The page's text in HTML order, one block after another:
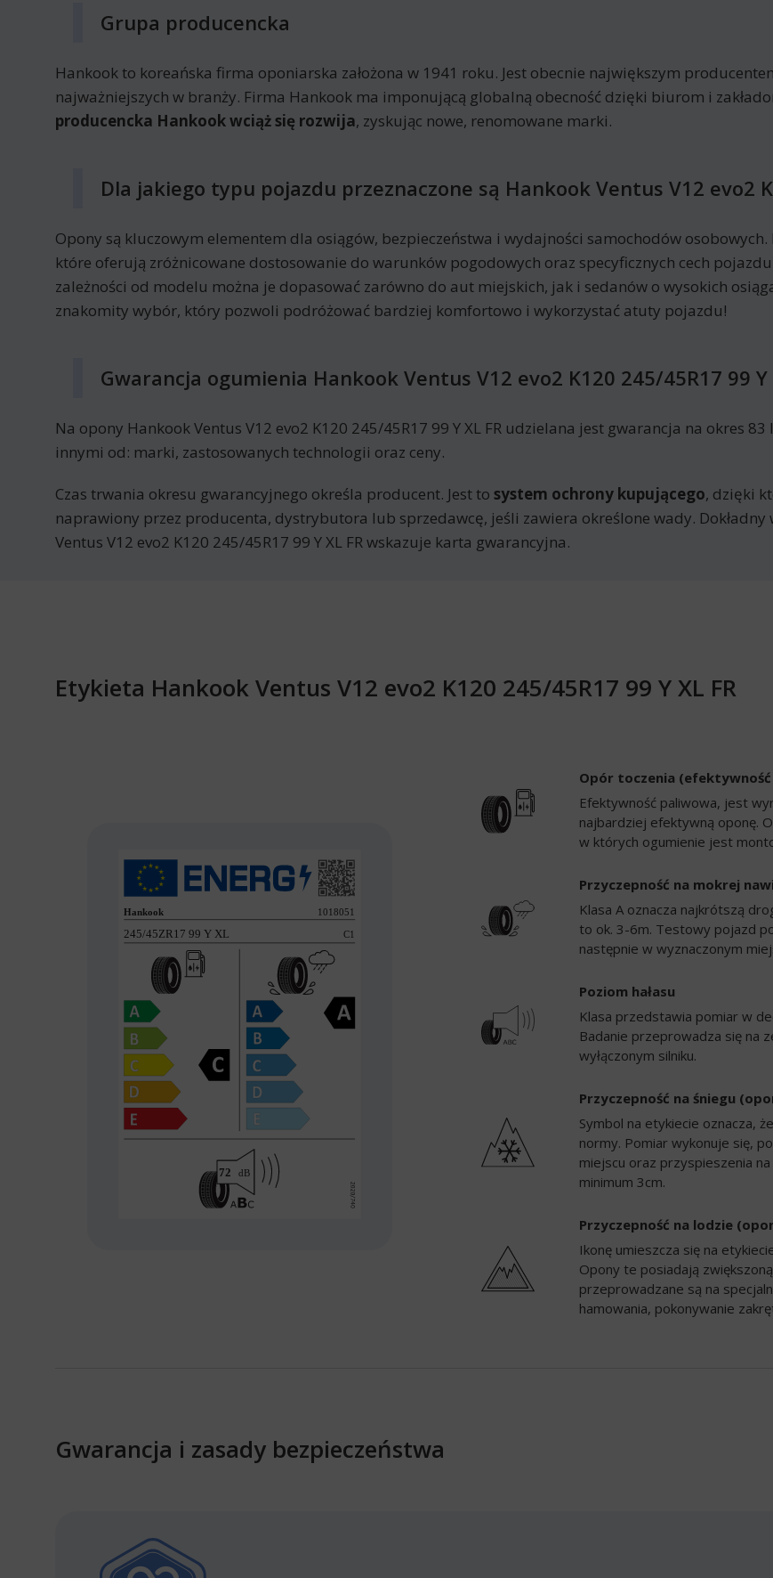
Grupa producencka
Hankook to koreańska firma oponiarska założona w 1941 roku. Jest obecnie największym
najważniejszych w branży. Firma Hankook ma imponującą globalną obecność dzięki biurom i
producencka Hankook wciąż się rozwija, zyskując nowe, renomowane marki.
Dla jakiego typu pojazdu przeznaczone są Hankook Ventus V12 evo2
Opony są kluczowym elementem dla osiągów, bezpieczeństwa i wydajności samochodów
które oferują zróżnicowane dostosowanie do warunków pogodowych oraz specyficznych cech
zależności od modelu można je dopasować zarówno do aut miejskich, jak i sedanów o wysokich
znakomity wybór, który pozwoli podróżować bardziej komfortowo i wykorzystać atuty pojazdu!
Gwarancja ogumienia Hankook Ventus V12 evo2 K120 245/45R17 99 Y
Na opony Hankook Ventus V12 evo2 K120 245/45R17 99 Y XL FR udzielana jest gwarancja na okres 83
innymi od: marki, zastosowanych technologii oraz ceny.
Czas trwania okresu gwarancyjnego określa producent. Jest to system ochrony kupującego, dzięki
naprawiony przez producenta, dystrybutora lub sprzedawcę, jeśli zawiera określone wady.
Ventus V12 evo2 K120 245/45R17 99 Y XL FR wskazuje karta gwarancyjna.
Etykieta Hankook Ventus V12 evo2 K120 245/45R17 99 Y XL FR
Opór toczenia
Efektywność paliwowa, jest
najbardziej efektywną oponę.
w których ogumienie jest
Przyczepność na mokrej
Klasa A oznacza najkrótszą
to ok. 3-6m. Testowy pojazd
następnie w wyznaczonym
Poziom hałasu
Klasa przedstawia pomiar w
Badanie przeprowadza się na
wyłączonym silniku.
Przyczepność na śniegu
Symbol na etykiecie oznacza,
normy. Pomiar wykonuje się,
miejscu oraz przyspieszenia
minimum 3cm.
Przyczepność na lodzie
Ikonę umieszcza się na
Opony te posiadają
przeprowadzane są na
hamowania, pokonywanie
Gwarancja i zasady bezpieczeństwa